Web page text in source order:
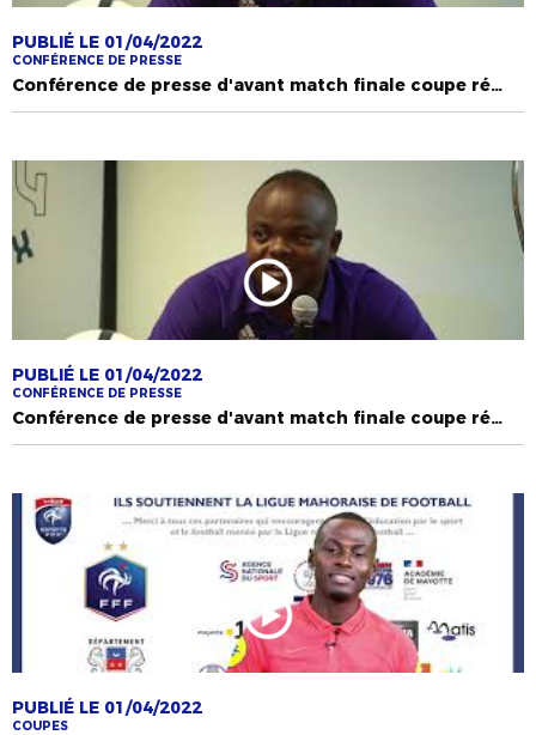
PUBLIÉ LE 01/04/2022
CONFÉRENCE DE PRESSE
Conférence de presse d'avant match finale coupe régionale de France as rosador
PUBLIÉ LE 01/04/2022
CONFÉRENCE DE PRESSE
Conférence de presse d'avant match finale coupe régionale de France jumeaux
PUBLIÉ LE 01/04/2022
COUPES